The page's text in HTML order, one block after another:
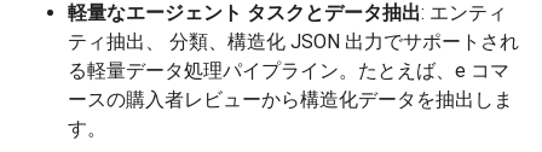
軽量なエージェント タスクとデータ抽出: エンティ
ティ抽出、 分類、構造化 JSON 出力でサポートされ
る軽量データ処理パイプライン。たとえば、e コマ
ースの購入者レビューから構造化データを抽出しま
す。